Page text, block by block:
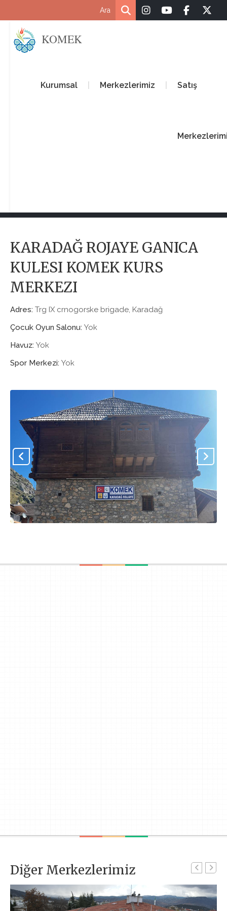
KOMEK
Kurumsal Merkezlerimiz Satış
KARADAĞ ROJAYE GANICA
KULESI KOMEK KURS
MERKEZI
Adres: Trg IX crnogorske brigade, Karadağ
Çocuk Oyun Salonu: Yok
Havuz: Yok
Spor Merkezi: Yok
Diğer Merkezlerimiz